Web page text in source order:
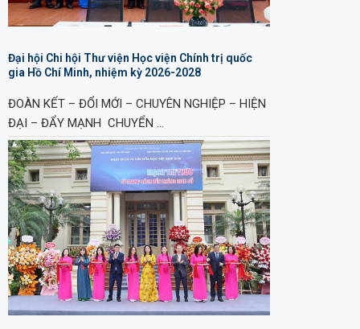
Đại hội Chi hội Thư viện Học viện Chính trị quốc
gia Hồ Chí Minh, nhiệm kỳ 2026-2028
ĐOÀN KẾT – ĐỔI MỚI – CHUYÊN NGHIỆP – HIỆN
ĐẠI – ĐẨY MẠNH CHUYỂN …